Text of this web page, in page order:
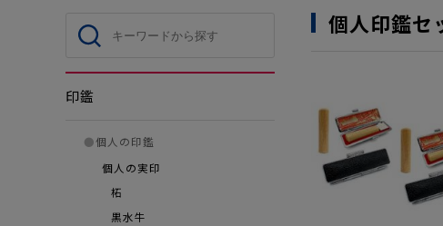
印鑑
●個人の印鑑
個人の実印
柘
黒水牛
個人印鑑セ